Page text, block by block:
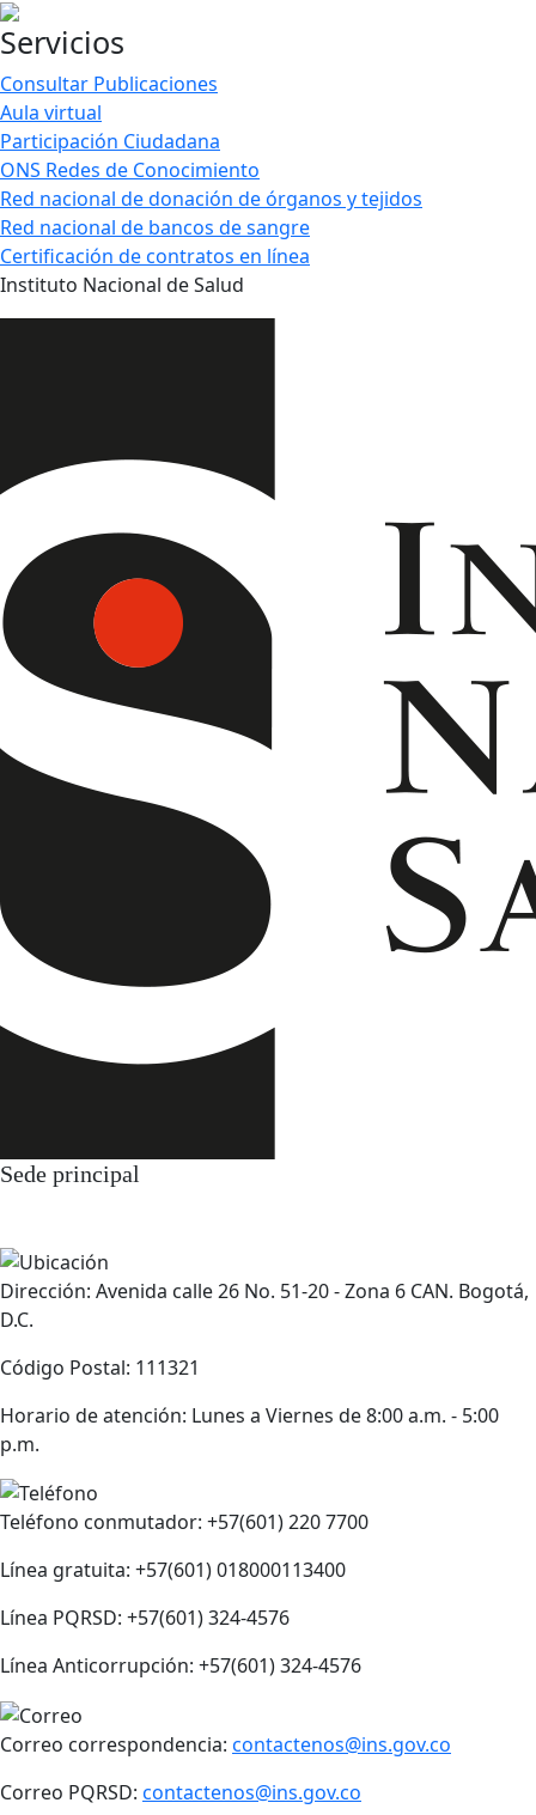
Servicios
Consultar Publicaciones
Aula virtual
Participación Ciudadana
ONS Redes de Conocimiento
Red nacional de donación de órganos y tejidos
Red nacional de bancos de sangre
Certificación de contratos en línea
Instituto Nacional de Salud
Sede principal
Dirección: Avenida calle 26 No. 51-20 - Zona 6 CAN. Bogotá,
D.C.
Código Postal: 111321
Horario de atención: Lunes a Viernes de 8:00 a.m. - 5:00
p.m.
Teléfono conmutador: +57(601) 220 7700
Línea gratuita: +57(601) 018000113400
Línea PQRSD: +57(601) 324-4576
Línea Anticorrupción: +57(601) 324-4576
Correo correspondencia: contactenos@ins.gov.co
Correo PQRSD: contactenos@ins.gov.co